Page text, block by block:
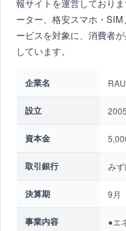
報サイトを運営しており
ーター、格安スマホ・
ービスを対象に、消費者
しています。
企業名
設立
資本金
取引銀行 み
決算期 9月
事業内容
●エ